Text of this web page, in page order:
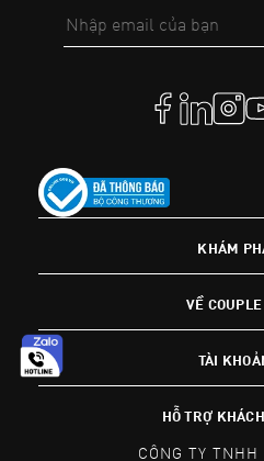
KHÁM
VỀ
TÀI
HỖ TRỢ
CÔNG TY TNHH